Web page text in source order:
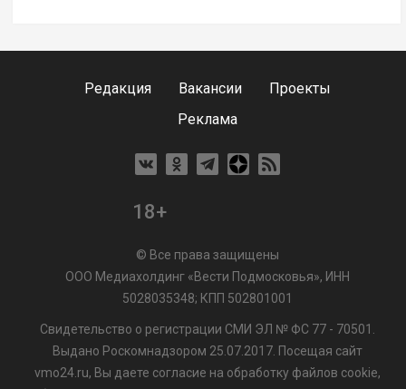
Редакция Вакансии
Проекты
Реклама
18+
© Все права защищены
ООО Медиахолдинг «Вести Подмосковья», ИНН
5028035348; КПП 502801001
Свидетельство о регистрации СМИ ЭЛ № ФС 77 - 70501.
Выдано Роскомнадзором 25.07.2017. Посещая сайт
vmo24.ru, Вы даете согласие на обработку файлов cookie,